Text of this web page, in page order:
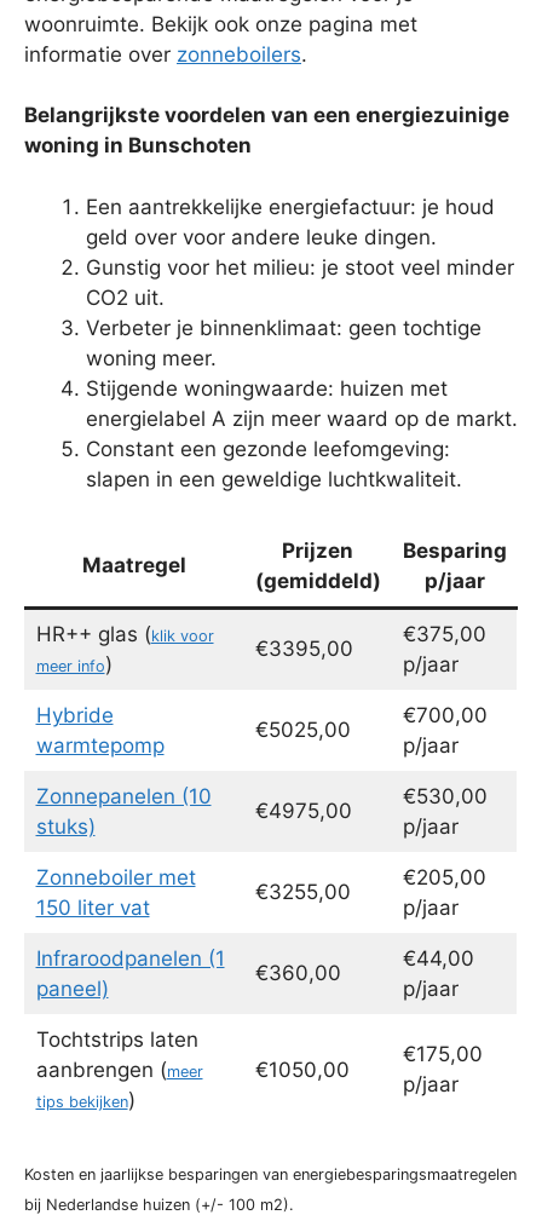
woonruimte. Bekijk ook onze pagina met
informatie over zonneboilers.
Belangrijkste voordelen van een energiezuinige
woning in Bunschoten
Een aantrekkelijke energiefactuur: je houd
geld over voor andere leuke dingen.
Gunstig voor het milieu: je stoot veel minder
CO2 uit.
Verbeter je binnenklimaat: geen tochtige
woning meer.
Stijgende woningwaarde: huizen met
energielabel A zijn meer waard op de markt.
Constant een gezonde leefomgeving:
slapen in een geweldige luchtkwaliteit.
Maatregel
Prijzen
(gemiddeld)
Besparing
p/jaar
HR++ glas (klik voor
meer info)
€3395,00
€375,00
p/jaar
Hybride
warmtepomp
€5025,00
€700,00
p/jaar
Zonnepanelen (10
stuks)
€4975,00
€530,00
p/jaar
Zonneboiler met
150 liter vat
€3255,00
€205,00
p/jaar
Infraroodpanelen (1
paneel)
€360,00
€44,00
p/jaar
Tochtstrips laten
aanbrengen (meer
tips bekijken)
€1050,00
€175,00
p/jaar
Kosten en jaarlijkse besparingen van energiebesparingsmaatregelen
bij Nederlandse huizen (+/- 100 m2).